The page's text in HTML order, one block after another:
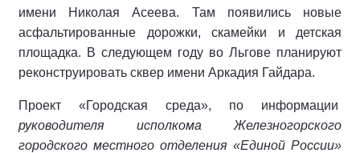
имени Николая Асеева. Там появились новые
асфальтированные дорожки, скамейки и детская
площадка. В следующем году во Льгове планируют
реконструировать сквер имени Аркадия Гайдара.
Проект «Городская среда», по информации
руководителя исполкома Железногорского
городского местного отделения «Единой России»